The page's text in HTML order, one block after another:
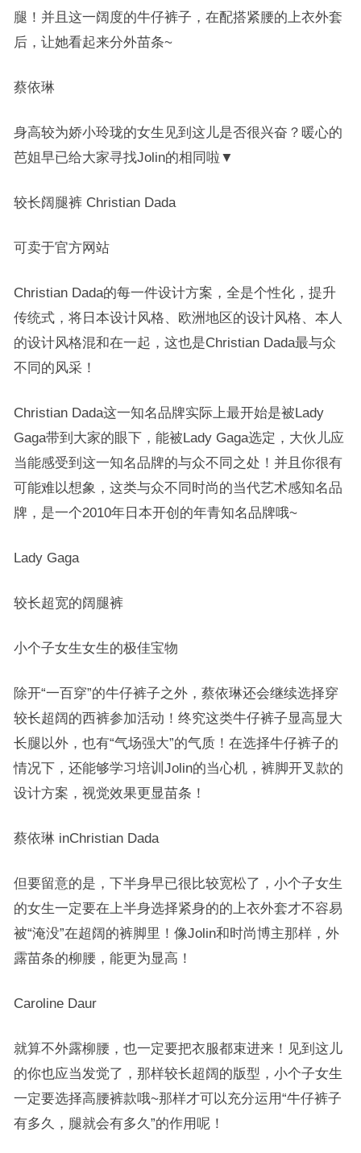
腿！并且这一阔度的牛仔裤子，在配搭紧腰的上衣外套
后，让她看起来分外苗条~
蔡依琳
身高较为娇小玲珑的女生见到这儿是否很兴奋？暖心的
芭姐早已给大家寻找Jolin的相同啦▼
较长阔腿裤 Christian Dada
可卖于官方网站
Christian Dada的每一件设计方案，全是个性化，提升
传统式，将日本设计风格、欧洲地区的设计风格、本人
的设计风格混和在一起，这也是Christian Dada最与众
不同的风采！
Christian Dada这一知名品牌实际上最开始是被Lady
Gaga带到大家的眼下，能被Lady Gaga选定，大伙儿应
当能感受到这一知名品牌的与众不同之处！并且你很有
可能难以想象，这类与众不同时尚的当代艺术感知名品
牌，是一个2010年日本开创的年青知名品牌哦~
Lady Gaga
较长超宽的阔腿裤
小个子女生女生的极佳宝物
除开“一百穿”的牛仔裤子之外，蔡依琳还会继续选择穿
较长超阔的西裤参加活动！终究这类牛仔裤子显高显大
长腿以外，也有“气场强大”的气质！在选择牛仔裤子的
情况下，还能够学习培训Jolin的当心机，裤脚开叉款的
设计方案，视觉效果更显苗条！
蔡依琳 inChristian Dada
但要留意的是，下半身早已很比较宽松了，小个子女生
的女生一定要在上半身选择紧身的的上衣外套才不容易
被“淹没”在超阔的裤脚里！像Jolin和时尚博主那样，外
露苗条的柳腰，能更为显高！
Caroline Daur
就算不外露柳腰，也一定要把衣服都束进来！见到这儿
的你也应当发觉了，那样较长超阔的版型，小个子女生
一定要选择高腰裤款哦~那样才可以充分运用“牛仔裤子
有多久，腿就会有多久”的作用呢！